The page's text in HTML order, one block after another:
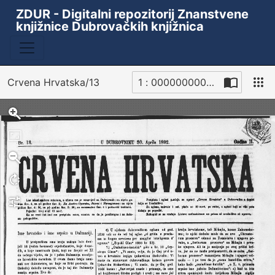
ZDUR - Digitalni repozitorij Znanstvene
knjižnice Dubrovačkih knjižnica
Crvena Hrvatska/13 1 : 00000000026_R
Sken